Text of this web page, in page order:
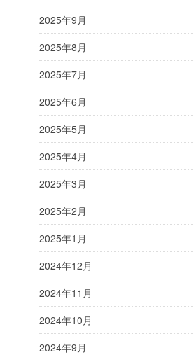
2025年9月
2025年8月
2025年7月
2025年6月
2025年5月
2025年4月
2025年3月
2025年2月
2025年1月
2024年12月
2024年11月
2024年10月
2024年9月